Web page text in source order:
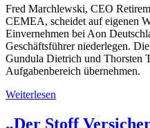
Fred Marchlewski, CEO
CEMEA, scheidet auf eigenen
Einvernehmen bei Aon
Geschäftsführer niederlegen.
Gundula Dietrich und Thorsten
Aufgabenbereich übernehmen.
Weiterlesen
„Der Stoff